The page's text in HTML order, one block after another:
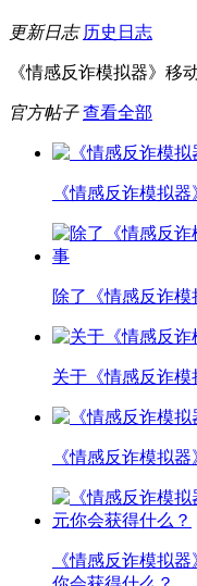
更新日志 历史日志
《情感反诈模拟器》移
官方帖子 查看全部
《情感反诈模拟
除了《情感反诈
关于《情感反诈
《情感反诈模拟
《情感反诈模拟